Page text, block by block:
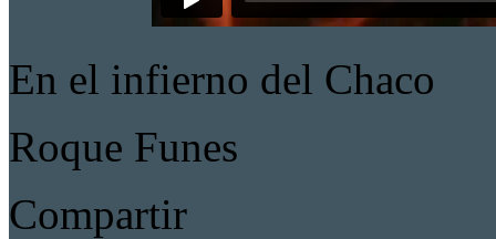
En el infierno del Chaco
Roque Funes
Compartir